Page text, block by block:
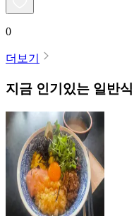
0
더보기
지금 인기있는 일반식